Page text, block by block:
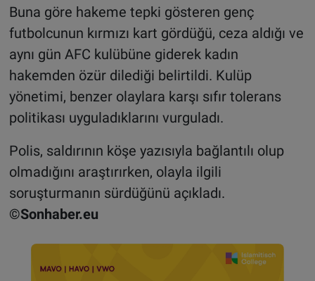
Buna göre hakeme tepki gösteren genç
futbolcunun kırmızı kart gördüğü, ceza aldığı ve
aynı gün AFC kulübüne giderek kadın
hakemden özür dilediği belirtildi. Kulüp
yönetimi, benzer olaylara karşı sıfır tolerans
politikası uyguladıklarını vurguladı.
Polis, saldırının köşe yazısıyla bağlantılı olup
olmadığını araştırırken, olayla ilgili
soruşturmanın sürdüğünü açıkladı.
©Sonhaber.eu